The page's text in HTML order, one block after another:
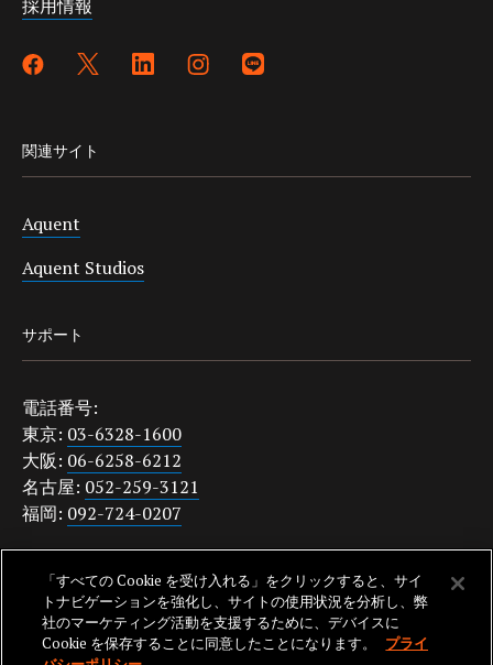
採用情報
関連サイト
Aquent
Aquent Studios
サポート
電話番号:
東京: 03-6328-1600
大阪: 06-6258-6212
名古屋: 052-259-3121
福岡: 092-724-0207
japanquestions@aquent.com
プライバシーポリシー
「すべての Cookie を受け入れる」をクリックすると、サイ
トナビゲーションを強化し、サイトの使用状況を分析し、弊
社のマーケティング活動を支援するために、デバイスに
Cookie を保存することに同意したことになります。
プライ